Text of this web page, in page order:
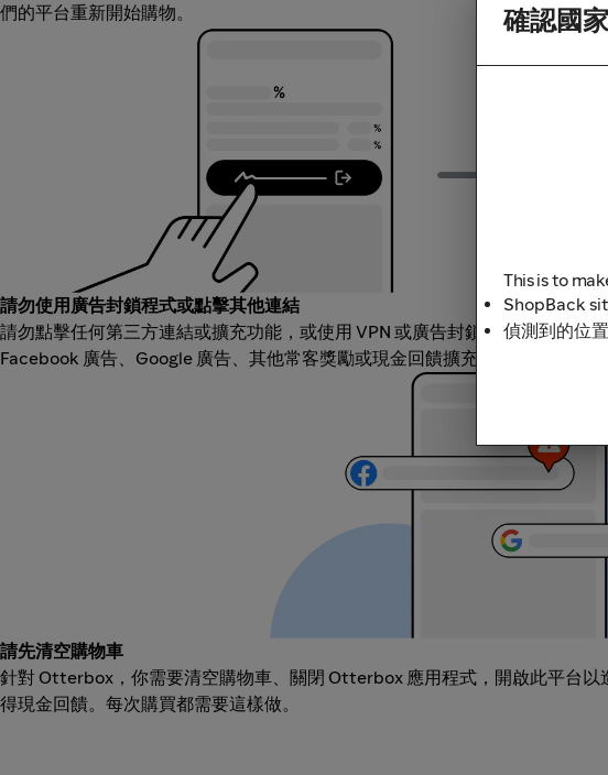
們的平台重新開始購物。
請勿使用廣告封鎖程式或點擊其他連結
請勿點擊任何第三方連結或擴充功能，或使用 VPN 或廣告封鎖軟體，因為這
Facebook 廣告、Google 廣告、其他常客獎勵或現金回饋擴充功能連結。
請先清空購物車
針對 Otterbox，你需要清空購物車、關閉 Otterbox 應用程式，開啟此平台
得現金回饋。每次購買都需要這樣做。
確認國
This is to
ShopBack
偵測到的位